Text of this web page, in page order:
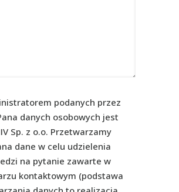
podanych przez
danych osobowych jest
Sp. z o.o. Przetwarzamy
dane w celu udzielenia
na pytanie zawarte w
kontaktowym (podstawa